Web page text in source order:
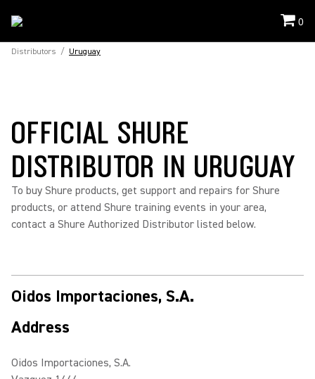
0
Distributors / Uruguay
OFFICIAL SHURE
DISTRIBUTOR IN URUGUAY
To buy Shure products, get support and repairs for Shure
products, or attend Shure training events in your area,
contact a Shure Authorized Distributor listed below.
Oidos Importaciones, S.A.
Address
Oidos Importaciones, S.A.